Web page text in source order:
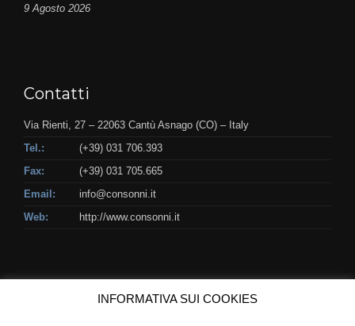
9 Agosto 2026
Contatti
Via Rienti, 27 – 22063 Cantù Asnago (CO) – Italy
Tel.:
(+39) 031 706.393
Fax:
(+39) 031 705.665
Email:
info@consonni.it
Web:
http://www.consonni.it
INFORMATIVA SUI COOKIES